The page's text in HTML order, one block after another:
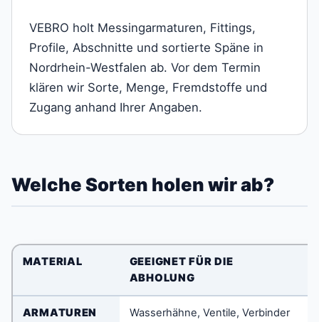
VEBRO holt Messingarmaturen, Fittings,
Profile, Abschnitte und sortierte Späne in
Nordrhein-Westfalen ab. Vor dem Termin
klären wir Sorte, Menge, Fremdstoffe und
Zugang anhand Ihrer Angaben.
Welche Sorten holen wir ab?
MATERIAL
GEEIGNET FÜR DIE
ABHOLUNG
ARMATUREN
Wasserhähne, Ventile, Verbinder